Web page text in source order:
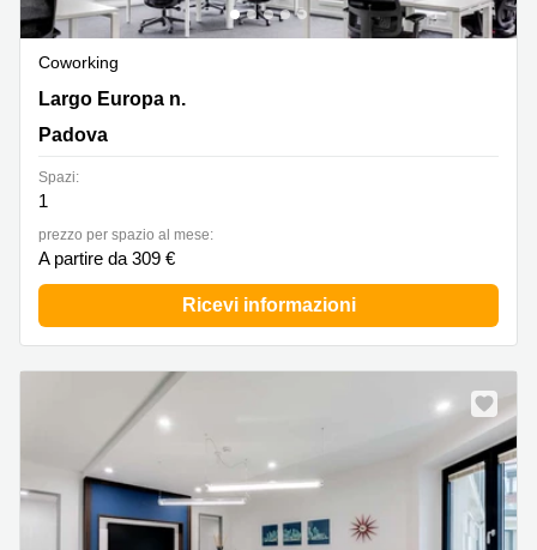
Coworking
Largo Europa n. 20, Padova
Largo Europa n.
Padova
Spazi:
1
prezzo per spazio al mese:
A partire da 309 €
Ricevi informazioni